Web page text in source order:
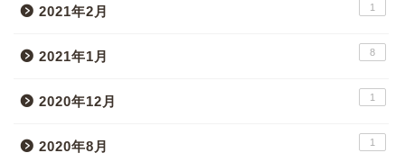
2021年2月 1
2021年1月 8
2020年12月 1
2020年8月 1